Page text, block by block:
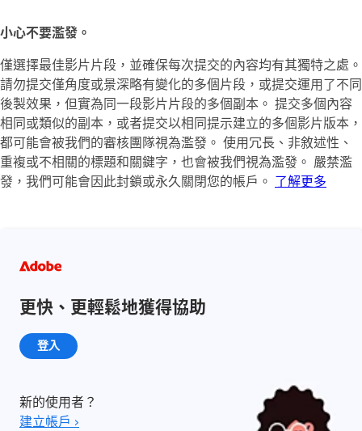
小心不要濫發。
僅選擇最佳影片片段，並確保每次提交的內容均有其獨特之處。
請勿提交僅角度或景深略有變化的多個片段，或提交運用了不同
後製效果，但實為同一段影片片段的多個副本。 提交多個內容
相同或類似的副本，或者提交以相同提示建立的多個影片版本，
都可能會被我們的審核團隊視為濫發。 使用冗長、非敘述性、
重複或不相關的標題和關鍵字，也會被我們視為濫發。 嚴禁濫
發，我們可能會因此封鎖或永久關閉您的帳戶。 了解更多
更快、更輕鬆地獲得協助
登入
新的使用者？
建立帳戶 ›